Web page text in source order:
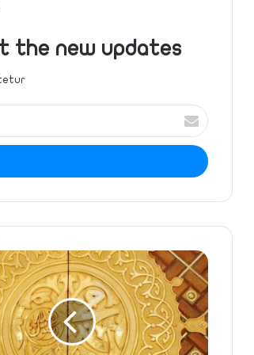
the new updates!
أدخل
بريدك
الإلكتروني